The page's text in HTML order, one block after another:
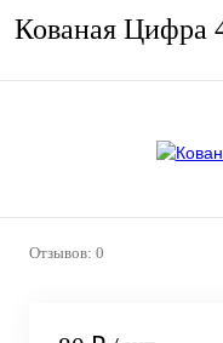
Кованая Цифра
Отзывов: 0